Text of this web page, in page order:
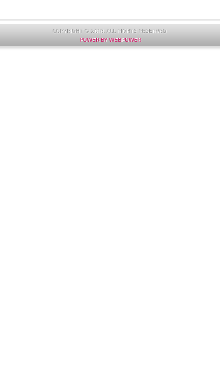
COPYRIGHT © 2018. ALL RIGHTS RESERVED
POWER BY WEBPOWER